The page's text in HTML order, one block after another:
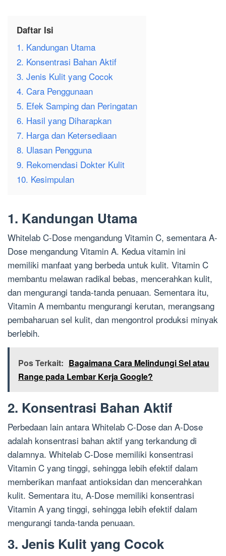
Daftar Isi
1. Kandungan Utama
2. Konsentrasi Bahan Aktif
3. Jenis Kulit yang Cocok
4. Cara Penggunaan
5. Efek Samping dan Peringatan
6. Hasil yang Diharapkan
7. Harga dan Ketersediaan
8. Ulasan Pengguna
9. Rekomendasi Dokter Kulit
10. Kesimpulan
1. Kandungan Utama
Whitelab C-Dose mengandung Vitamin C, sementara A-
Dose mengandung Vitamin A. Kedua vitamin ini
memiliki manfaat yang berbeda untuk kulit. Vitamin C
membantu melawan radikal bebas, mencerahkan kulit,
dan mengurangi tanda-tanda penuaan. Sementara itu,
Vitamin A membantu mengurangi kerutan, merangsang
pembaharuan sel kulit, dan mengontrol produksi minyak
berlebih.
Pos Terkait: Bagaimana Cara Melindungi Sel atau
Range pada Lembar Kerja Google?
2. Konsentrasi Bahan Aktif
Perbedaan lain antara Whitelab C-Dose dan A-Dose
adalah konsentrasi bahan aktif yang terkandung di
dalamnya. Whitelab C-Dose memiliki konsentrasi
Vitamin C yang tinggi, sehingga lebih efektif dalam
memberikan manfaat antioksidan dan mencerahkan
kulit. Sementara itu, A-Dose memiliki konsentrasi
Vitamin A yang tinggi, sehingga lebih efektif dalam
mengurangi tanda-tanda penuaan.
3. Jenis Kulit yang Cocok